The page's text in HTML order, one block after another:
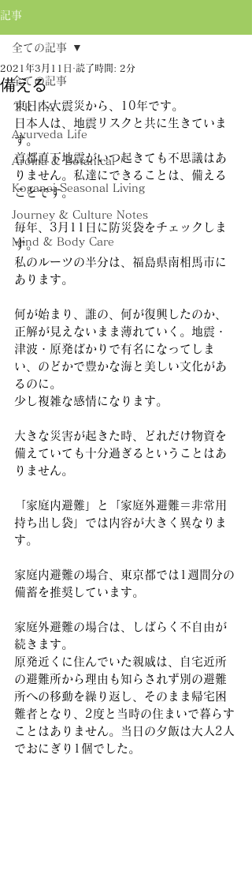
記事
全ての記事
ＴＲＩＡ
Ayurveda Life
Aroma & Botanical
Koganei Seasonal Living
Journey & Culture Notes
Mind & Body Care
全ての記事
備える
2021年3月11日 読了時間: 2分
東日本大震災から、10年です。
日本人は、地震リスクと共に生きていま
す。
首都直下地震がいつ起きても不思議はあ
りません。私達にできることは、備える
ことです。
毎年、3月11日に防災袋をチェックしま
す。
私のルーツの半分は、福島県南相馬市に
あります。
何が始まり、誰の、何が復興したのか、
正解が見えないまま薄れていく。地震・
津波・原発ばかりで有名になってしま
い、のどかで豊かな海と美しい文化があ
るのに。
少し複雑な感情になります。
大きな災害が起きた時、どれだけ物資を
備えていても十分過ぎるということはあ
りません。
「家庭内避難」と「家庭外避難＝非常用
持ち出し袋」では内容が大きく異なりま
す。
家庭内避難の場合、東京都では1週間分の
備蓄を推奨しています。
家庭外避難の場合は、しばらく不自由が
続きます。
原発近くに住んでいた親戚は、自宅近所
の避難所から理由も知らされず別の避難
所への移動を繰り返し、そのまま帰宅困
難者となり、2度と当時の住まいで暮らす
ことはありません。当日の夕飯は大人2人
でおにぎり1個でした。